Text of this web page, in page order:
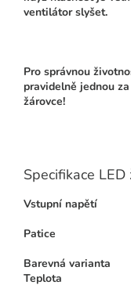
ventilátor slyšet.
Pro správnou
pravidelně jednou
žárovce!
Specifikace LED
Vstupní napětí
Patice
Barevná varianta
Teplota